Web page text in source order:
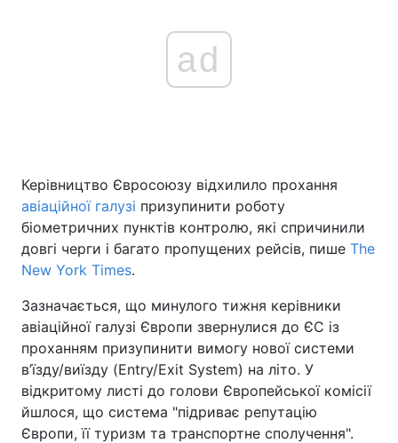
Україна Політика
Економіка Світ
Спорт
Техно і зв'язок Лайт
Здоров'я Туризм
Цікавинки Погода
ad
Керівництво Євросоюзу відхилило прохання
авіаційної галузі призупинити роботу
біометричних пунктів контролю, які спричинили
довгі черги і багато пропущених рейсів, пише The
New York Times.
Зазначається, що минулого тижня керівники
авіаційної галузі Європи звернулися до ЄС із
проханням призупинити вимогу нової системи
в’їзду/виїзду (Entry/Exit System) на літо. У
відкритому листі до голови Європейської комісії
йшлося, що система "підриває репутацію
Європи, її туризм та транспортне сполучення".